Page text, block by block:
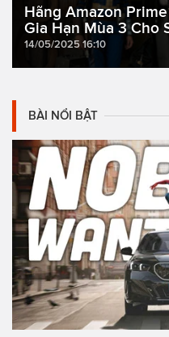
Hãng Amazon
Gia Hạn Mùa 3 Cho
14/05/2025 16:10
BÀI NỔI BẬT